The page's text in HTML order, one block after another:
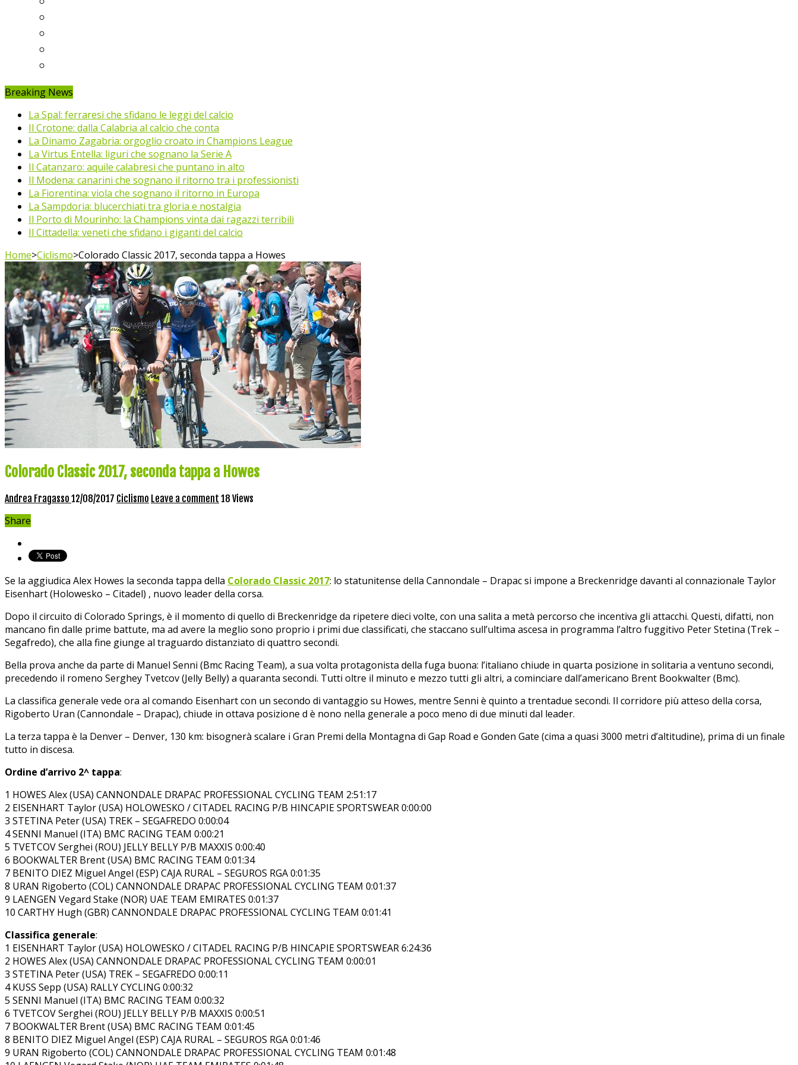
Breaking News
La Spal: ferraresi che sfidano le leggi del calcio
Il Crotone: dalla Calabria al calcio che conta
La Dinamo Zagabria: orgoglio croato in Champions League
La Virtus Entella: liguri che sognano la Serie A
Il Catanzaro: aquile calabresi che puntano in alto
Il Modena: canarini che sognano il ritorno tra i professionisti
La Fiorentina: viola che sognano il ritorno in Europa
La Sampdoria: blucerchiati tra gloria e nostalgia
Il Porto di Mourinho: la Champions vinta dai ragazzi terribili
Il Cittadella: veneti che sfidano i giganti del calcio
Home>Ciclismo>Colorado Classic 2017, seconda tappa a Howes
Colorado Classic 2017, seconda tappa a Howes
Andrea Fragasso 12/08/2017 Ciclismo Leave a comment 18 Views
Share
Se la aggiudica Alex Howes la seconda tappa della Colorado Classic 2017: lo statunitense della Cannondale – Drapac si impone a Breckenridge davanti al connazionale Taylor
Eisenhart (Holowesko – Citadel) , nuovo leader della corsa.
Dopo il circuito di Colorado Springs, è il momento di quello di Breckenridge da ripetere dieci volte, con una salita a metà percorso che incentiva gli attacchi. Questi, difatti, non
mancano fin dalle prime battute, ma ad avere la meglio sono proprio i primi due classificati, che staccano sull’ultima ascesa in programma l’altro fuggitivo Peter Stetina (Trek –
Segafredo), che alla fine giunge al traguardo distanziato di quattro secondi.
Bella prova anche da parte di Manuel Senni (Bmc Racing Team), a sua volta protagonista della fuga buona: l’italiano chiude in quarta posizione in solitaria a ventuno secondi,
precedendo il romeno Serghey Tvetcov (Jelly Belly) a quaranta secondi. Tutti oltre il minuto e mezzo tutti gli altri, a cominciare dall’americano Brent Bookwalter (Bmc).
La classifica generale vede ora al comando Eisenhart con un secondo di vantaggio su Howes, mentre Senni è quinto a trentadue secondi. Il corridore più atteso della corsa,
Rigoberto Uran (Cannondale – Drapac), chiude in ottava posizione d è nono nella generale a poco meno di due minuti dal leader.
La terza tappa è la Denver – Denver, 130 km: bisognerà scalare i Gran Premi della Montagna di Gap Road e Gonden Gate (cima a quasi 3000 metri d’altitudine), prima di un finale
tutto in discesa.
Ordine d’arrivo 2^ tappa:
1 HOWES Alex (USA) CANNONDALE DRAPAC PROFESSIONAL CYCLING TEAM 2:51:17
2 EISENHART Taylor (USA) HOLOWESKO / CITADEL RACING P/B HINCAPIE SPORTSWEAR 0:00:00
3 STETINA Peter (USA) TREK – SEGAFREDO 0:00:04
4 SENNI Manuel (ITA) BMC RACING TEAM 0:00:21
5 TVETCOV Serghei (ROU) JELLY BELLY P/B MAXXIS 0:00:40
6 BOOKWALTER Brent (USA) BMC RACING TEAM 0:01:34
7 BENITO DIEZ Miguel Angel (ESP) CAJA RURAL – SEGUROS RGA 0:01:35
8 URAN Rigoberto (COL) CANNONDALE DRAPAC PROFESSIONAL CYCLING TEAM 0:01:37
9 LAENGEN Vegard Stake (NOR) UAE TEAM EMIRATES 0:01:37
10 CARTHY Hugh (GBR) CANNONDALE DRAPAC PROFESSIONAL CYCLING TEAM 0:01:41
Classifica generale:
1 EISENHART Taylor (USA) HOLOWESKO / CITADEL RACING P/B HINCAPIE SPORTSWEAR 6:24:36
2 HOWES Alex (USA) CANNONDALE DRAPAC PROFESSIONAL CYCLING TEAM 0:00:01
3 STETINA Peter (USA) TREK – SEGAFREDO 0:00:11
4 KUSS Sepp (USA) RALLY CYCLING 0:00:32
5 SENNI Manuel (ITA) BMC RACING TEAM 0:00:32
6 TVETCOV Serghei (ROU) JELLY BELLY P/B MAXXIS 0:00:51
7 BOOKWALTER Brent (USA) BMC RACING TEAM 0:01:45
8 BENITO DIEZ Miguel Angel (ESP) CAJA RURAL – SEGUROS RGA 0:01:46
9 URAN Rigoberto (COL) CANNONDALE DRAPAC PROFESSIONAL CYCLING TEAM 0:01:48